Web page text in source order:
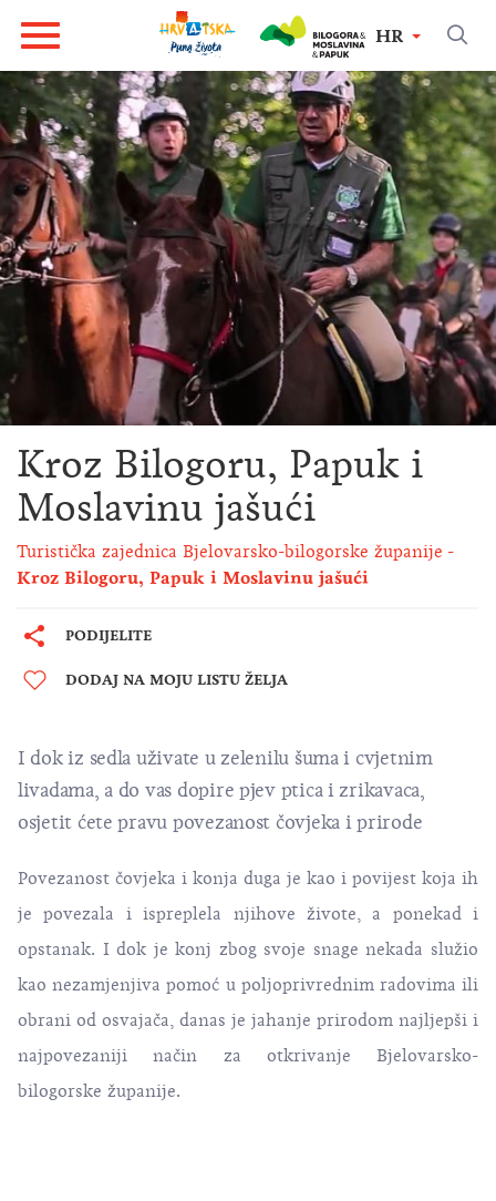
HR
Kroz Bilogoru, Papuk i
Moslavinu jašući
Turistička zajednica Bjelovarsko-bilogorske županije
Kroz Bilogoru, Papuk i Moslavinu jašući
PODIJELITE
DODAJ NA MOJU LISTU ŽELJA
I dok iz sedla uživate u zelenilu šuma i cvjetnim
livadama, a do vas dopire pjev ptica i zrikavaca,
osjetit ćete pravu povezanost čovjeka i prirode
Povezanost čovjeka i konja duga je kao i povijest koja ih
je povezala i ispreplela njihove živote, a ponekad i
opstanak. I dok je konj zbog svoje snage nekada služio
kao nezamjenjiva pomoć u poljoprivrednim radovima ili
obrani od osvajača, danas je jahanje prirodom najljepši i
najpovezaniji način za otkrivanje Bjelovarsko-
bilogorske županije.